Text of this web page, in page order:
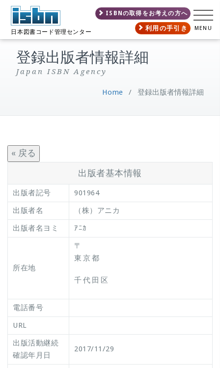
日本図書コード管理センター MENU
ISBNの取得をお考えの方へ
利用の手引き
登録出版者情報詳細
Japan ISBN Agency
Home / 登録出版者情報詳細
« 戻る
出版者基本情報
出版者記号
901964
出版者名
（株）アニカ
出版者名ヨミ
ｱﾆｶ
所在地
〒
東京都
千代田区
電話番号
URL
出版活動継続
確認年月日
2017/11/29